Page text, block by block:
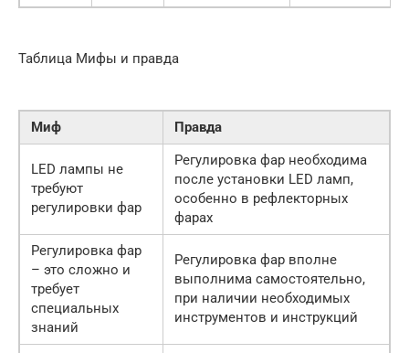
Таблица Мифы и правда
Миф Правда
LED лампы не
требуют
регулировки фар
Регулировка фар необходима
после установки LED ламп,
особенно в рефлекторных
фарах
Регулировка фар
– это сложно и
требует
специальных
знаний
Регулировка фар вполне
выполнима самостоятельно,
при наличии необходимых
инструментов и инструкций